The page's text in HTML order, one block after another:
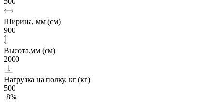
Ширина, мм (см)
900
Высота,мм (см)
2000
Нагрузка на полку, кг (кг)
500
-8%